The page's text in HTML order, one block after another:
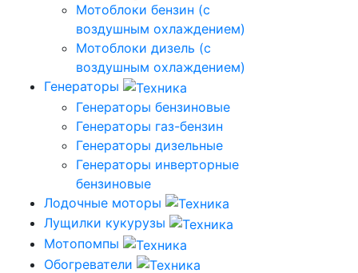
Мотоблоки бензин (с
воздушным охлаждением)
Мотоблоки дизель (с
воздушным охлаждением)
Генераторы
Генераторы бензиновые
Генераторы газ-бензин
Генераторы дизельные
Генераторы инверторные
бензиновые
Лодочные моторы
Лущилки кукурузы
Мотопомпы
Обогреватели